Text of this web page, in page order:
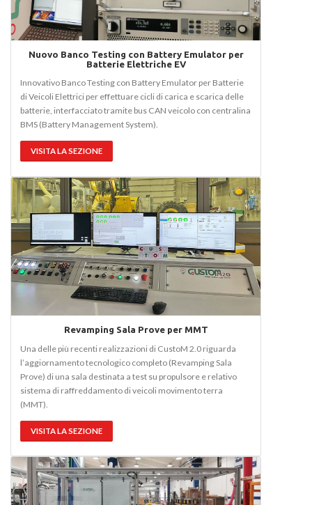
Nuovo Banco Testing con Battery Emulator per
Batterie Elettriche EV
Innovativo Banco Testing con Battery Emulator per Batterie
di Veicoli Elettrici per effettuare cicli di carica e scarica delle
batterie, interfacciato tramite bus CAN veicolo con centralina
BMS (Battery Management System).
VISITA LA SEZIONE
Revamping Sala Prove per MMT
Una delle più recenti realizzazioni di CustoM 2.0 riguarda
l’aggiornamento tecnologico completo (Revamping Sala
Prove) di una sala destinata a test su propulsore e relativo
sistema di raffreddamento di veicoli movimento terra
(MMT).
VISITA LA SEZIONE